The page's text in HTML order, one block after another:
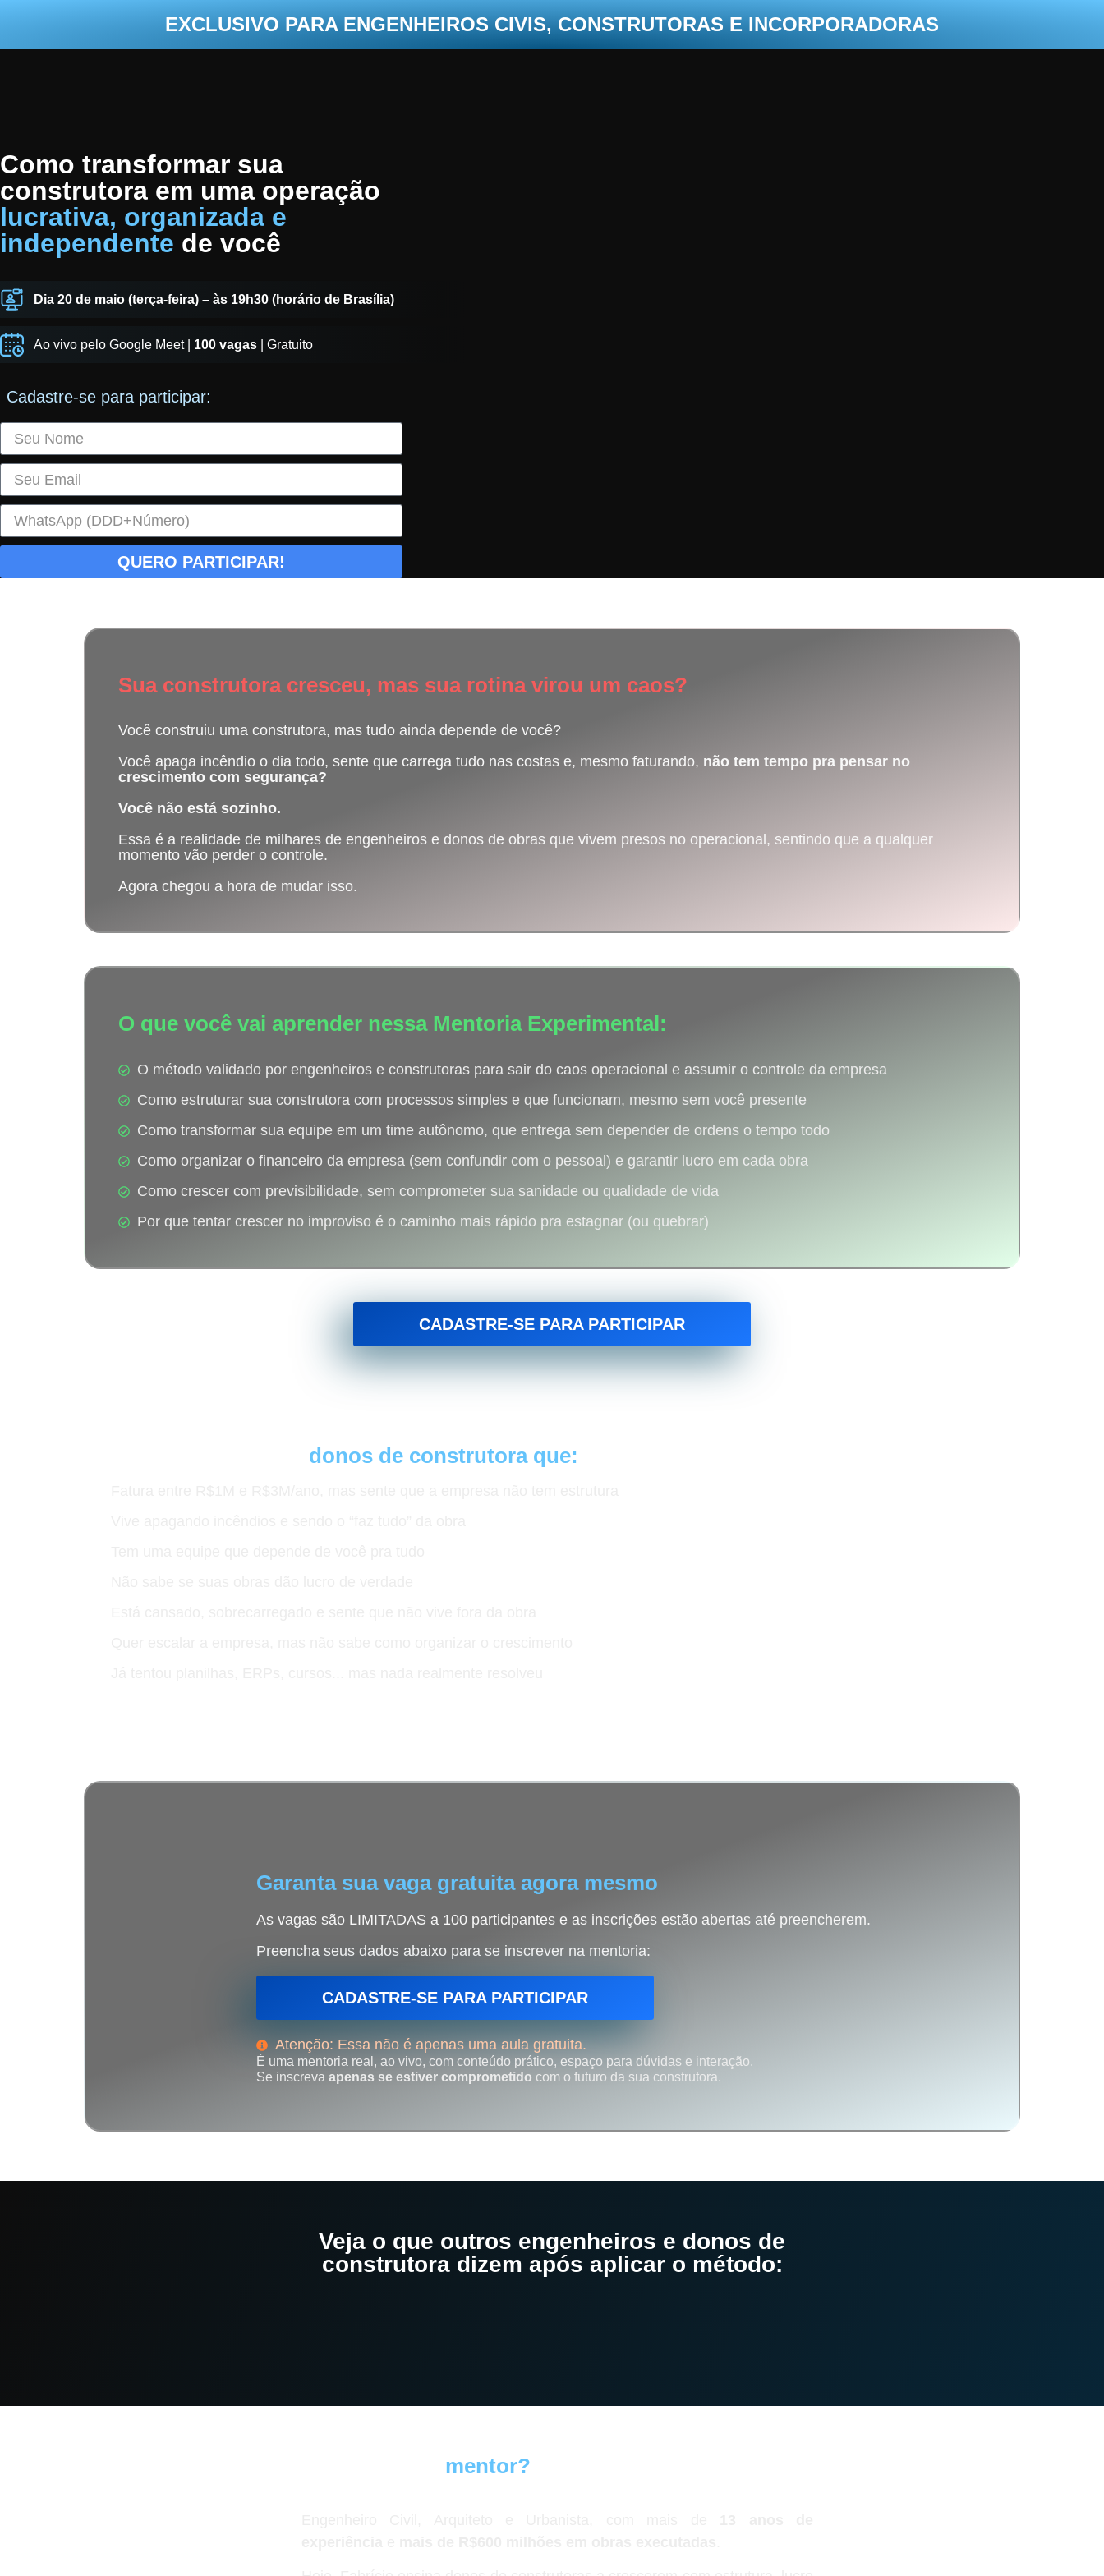
EXCLUSIVO PARA ENGENHEIROS CIVIS, CONSTRUTORAS E INCORPORADORAS
Como transformar sua
construtora em uma operação
lucrativa, organizada e
independente de você
Dia 20 de maio (terça-feira) – às 19h30 (horário de Brasília)
Ao vivo pelo Google Meet | 100 vagas | Gratuito
Cadastre-se para participar:
QUERO PARTICIPAR!
Sua construtora cresceu, mas sua rotina virou um caos?
Você construiu uma construtora, mas tudo ainda depende de você?
Você apaga incêndio o dia todo, sente que carrega tudo nas costas e, mesmo faturando, não tem tempo pra pensar no
crescimento com segurança?
Você não está sozinho.
Essa é a realidade de milhares de engenheiros e donos de obras que vivem presos no operacional, sentindo que a qualquer
momento vão perder o controle.
Agora chegou a hora de mudar isso.
O que você vai aprender nessa Mentoria Experimental:
O método validado por engenheiros e construtoras para sair do caos operacional e assumir o controle da empresa
Como estruturar sua construtora com processos simples e que funcionam, mesmo sem você presente
Como transformar sua equipe em um time autônomo, que entrega sem depender de ordens o tempo todo
Como organizar o financeiro da empresa (sem confundir com o pessoal) e garantir lucro em cada obra
Como crescer com previsibilidade, sem comprometer sua sanidade ou qualidade de vida
Por que tentar crescer no improviso é o caminho mais rápido pra estagnar (ou quebrar)
CADASTRE-SE PARA PARTICIPAR
donos de construtora que:
Garanta sua vaga gratuita agora mesmo
As vagas são LIMITADAS a 100 participantes e as inscrições estão abertas até preencherem.
Preencha seus dados abaixo para se inscrever na mentoria:
CADASTRE-SE PARA PARTICIPAR
Atenção: Essa não é apenas uma aula gratuita.
É uma mentoria real, ao vivo, com conteúdo prático, espaço para dúvidas e interação.
Se inscrevaapenas se estiver comprometido com o futuro da sua construtora.
Veja o que outros engenheiros e donos de
construtora dizem após aplicar o método:
mentor?